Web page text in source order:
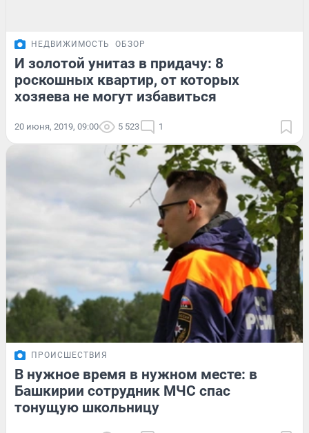
НЕДВИЖИМОСТЬ ОБЗОР
И золотой унитаз в придачу: 8
роскошных квартир, от которых
хозяева не могут избавиться
20 июня, 2019, 09:00 5 523 1
ПРОИСШЕСТВИЯ
В нужное время в нужном месте: в
Башкирии сотрудник МЧС спас
тонущую школьницу